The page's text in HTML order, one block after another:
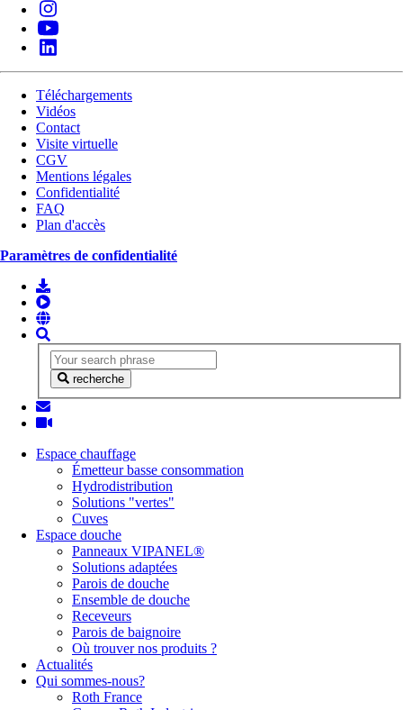
Téléchargements
Vidéos
Contact
Visite virtuelle
CGV
Mentions légales
Confidentialité
FAQ
Plan d'accès
Paramètres de confidentialité
recherche
Espace chauffage
Émetteur basse consommation
Hydrodistribution
Solutions "vertes"
Cuves
Espace douche
Panneaux VIPANEL®
Solutions adaptées
Parois de douche
Ensemble de douche
Receveurs
Parois de baignoire
Où trouver nos produits ?
Actualités
Qui sommes-nous?
Roth France